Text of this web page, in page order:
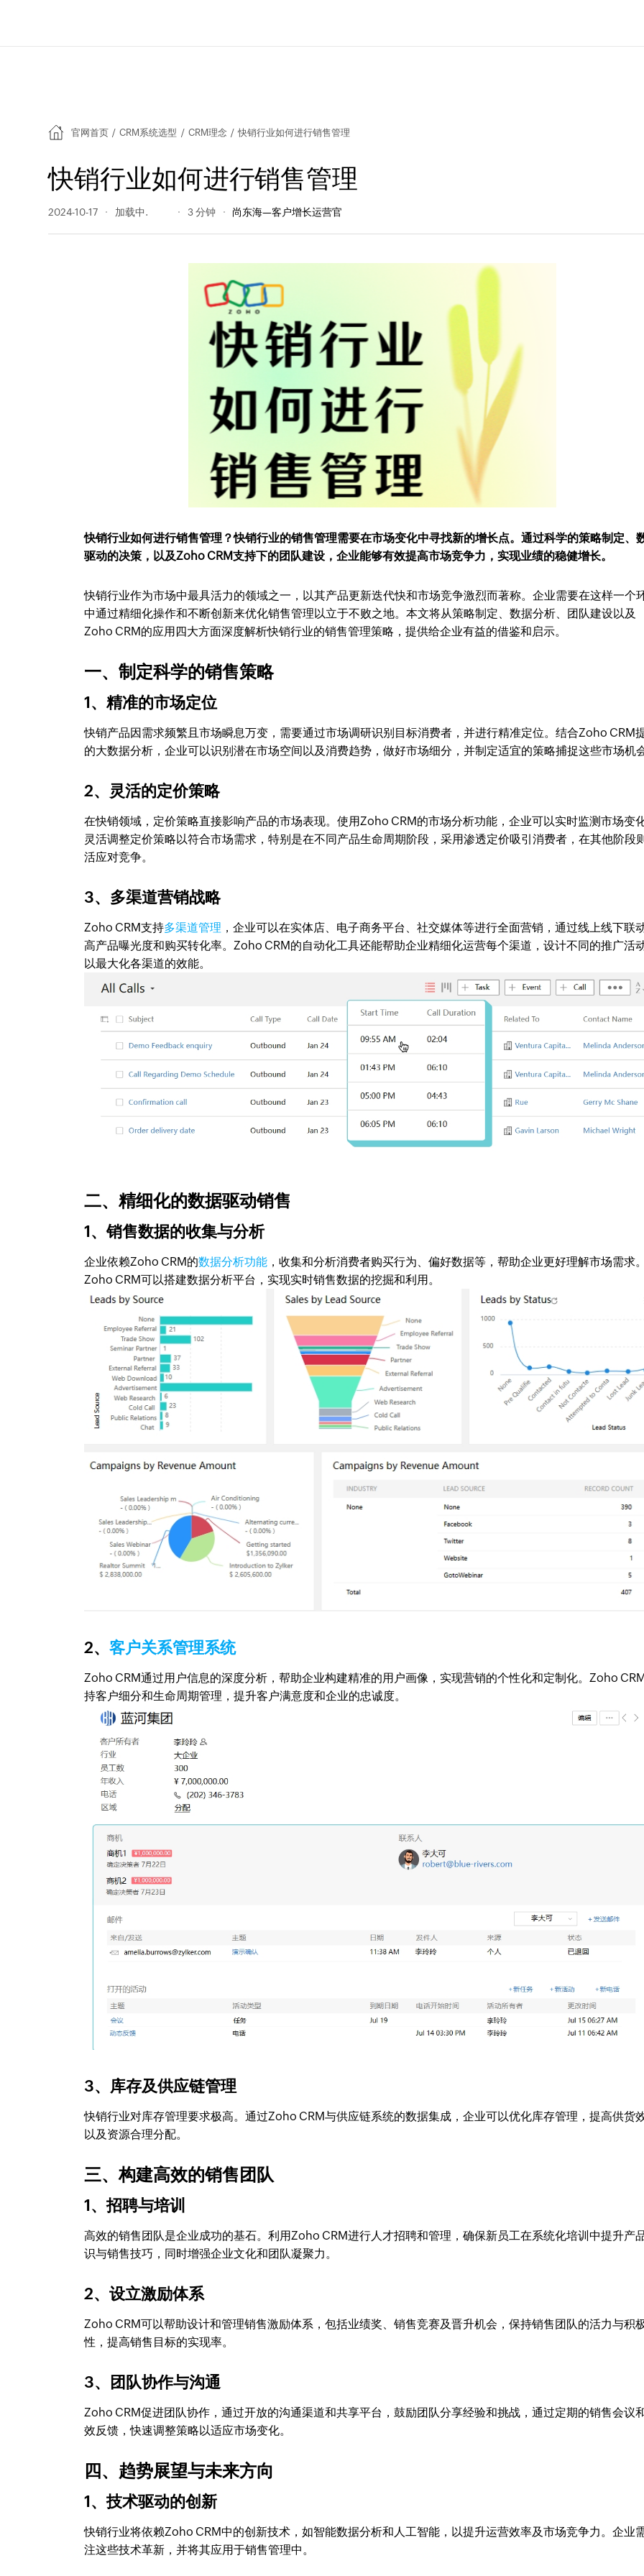
官网首页 / CRM系统选型 / CRM理念 / 快销行业如何进行销售管理
快销行业如何进行销售管理
2024-10-17 2428 阅读量 3 分钟 尚东海—客户增长运营官
快销行业如何进行销售管理？快销行业的销售管理需要在市场变化中寻找新的增长点。通过科学的策略制定、
驱动的决策，以及Zoho CRM支持下的团队建设，企业能够有效提高市场竞争力，实现业绩的稳健增长。
快销行业作为市场中最具活力的领域之一，以其产品更新迭代快和市场竞争激烈而著称。企业需要在这样一个
中通过精细化操作和不断创新来优化销售管理以立于不败之地。本文将从策略制定、数据分析、团队建设以及
Zoho CRM的应用四大方面深度解析快销行业的销售管理策略，提供给企业有益的借鉴和启示。
一、制定科学的销售策略
1、精准的市场定位
快销产品因需求频繁且市场瞬息万变，需要通过市场调研识别目标消费者，并进行精准定位。结合Zoho CRM
的大数据分析，企业可以识别潜在市场空间以及消费趋势，做好市场细分，并制定适宜的策略捕捉这些市场机
2、灵活的定价策略
在快销领域，定价策略直接影响产品的市场表现。使用Zoho CRM的市场分析功能，企业可以实时监测市场变
灵活调整定价策略以符合市场需求，特别是在不同产品生命周期阶段，采用渗透定价吸引消费者，在其他阶段
活应对竞争。
3、多渠道营销战略
Zoho CRM支持多渠道管理 ，企业可以在实体店、电子商务平台、社交媒体等进行全面营销，通过线上线下联
高产品曝光度和购买转化率。Zoho CRM的自动化工具还能帮助企业精细化运营每个渠道，设计不同的推广活
以最大化各渠道的效能。
二、精细化的数据驱动销售
1、销售数据的收集与分析
企业依赖Zoho CRM的数据分析功能 ，收集和分析消费者购买行为、偏好数据等，帮助企业更好理解市场需求
Zoho CRM可以搭建数据分析平台，实现实时销售数据的挖掘和利用。
2、客户关系管理系统
Zoho CRM通过用户信息的深度分析，帮助企业构建精准的用户画像，实现营销的个性化和定制化。Zoho
持客户细分和生命周期管理，提升客户满意度和企业的忠诚度。
3、库存及供应链管理
快销行业对库存管理要求极高。通过Zoho CRM与供应链系统的数据集成，企业可以优化库存管理，提高供货
以及资源合理分配。
三、构建高效的销售团队
1、招聘与培训
高效的销售团队是企业成功的基石。利用Zoho CRM进行人才招聘和管理，确保新员工在系统化培训中提升产
识与销售技巧，同时增强企业文化和团队凝聚力。
2、设立激励体系
Zoho CRM可以帮助设计和管理销售激励体系，包括业绩奖、销售竞赛及晋升机会，保持销售团队的活力与积
性，提高销售目标的实现率。
3、团队协作与沟通
Zoho CRM促进团队协作，通过开放的沟通渠道和共享平台，鼓励团队分享经验和挑战，通过定期的销售会议
效反馈，快速调整策略以适应市场变化。
四、趋势展望与未来方向
1、技术驱动的创新
快销行业将依赖Zoho CRM中的创新技术，如智能数据分析和人工智能，以提升运营效率及市场竞争力。企业
注这些技术革新，并将其应用于销售管理中。